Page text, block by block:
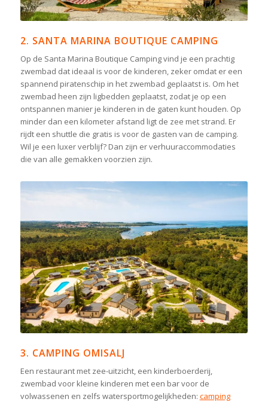
2. SANTA MARINA BOUTIQUE CAMPING
Op de Santa Marina Boutique Camping vind je een prachtig
zwembad dat ideaal is voor de kinderen, zeker omdat er een
spannend piratenschip in het zwembad geplaatst is. Om het
zwembad heen zijn ligbedden geplaatst, zodat je op een
ontspannen manier je kinderen in de gaten kunt houden. Op
minder dan een kilometer afstand ligt de zee met strand. Er
rijdt een shuttle die gratis is voor de gasten van de camping.
Wil je een luxer verblijf? Dan zijn er verhuuraccommodaties
die van alle gemakken voorzien zijn.
3. CAMPING OMISALJ
Een restaurant met zee-uitzicht, een kinderboerderij,
zwembad voor kleine kinderen met een bar voor de
volwassenen en zelfs watersportmogelijkheden: camping